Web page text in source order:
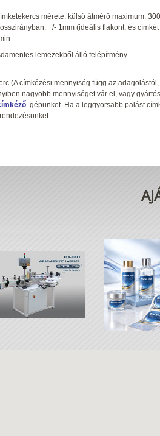
mérete: külső átmérő maximum:
+/- 1mm (ideális flakont, és
lemezekből álló felépítmény.
(A címkézési mennyiség függ az
nagyobb mennyiséget vár el, vagy
gépünket. Ha a leggyorsabb palást